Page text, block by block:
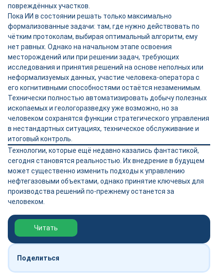
повреждённых участков.
Пока ИИ в состоянии решать только максимально
формализованные задачи: там, где нужно действовать по
чётким протоколам, выбирая оптимальный алгоритм, ему
нет равных. Однако на начальном этапе освоения
месторождений или при решении задач, требующих
исследования и принятия решений на основе неполных или
неформализуемых данных, участие человека-оператора с
его когнитивными способностями остаётся незаменимым.
Технически полностью автоматизировать добычу полезных
ископаемых и геологоразведку уже возможно, но за
человеком сохранятся функции стратегического управления
в нестандартных ситуациях, техническое обслуживание и
итоговый контроль.
Технологии, которые ещё недавно казались фантастикой,
сегодня становятся реальностью. Их внедрение в будущем
может существенно изменить подходы к управлению
нефтегазовыми объектами, однако принятие ключевых для
производства решений по-прежнему останется за
человеком.
Обзор выставки Нефтегаз-2026
Читать
Поделиться